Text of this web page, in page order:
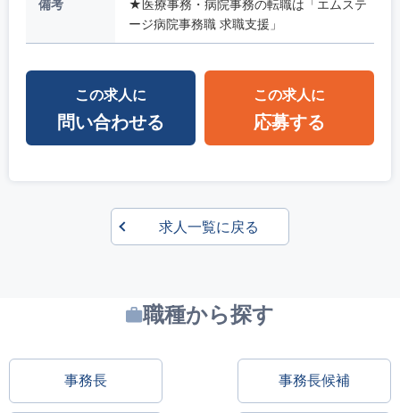
備考
★医療事務・病院事務の転職は「エムステ
ージ病院事務職 求職支援」
この求人に
問い合わせる
この求人に
応募する
求人一覧に戻る
職種から探す
事務長 事務長候補